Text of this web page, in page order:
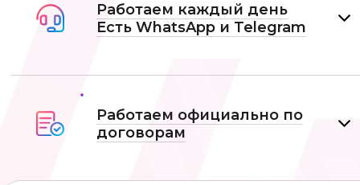
Работаем каждый день
Есть WhatsApp и Telеgram
Работаем официально по
договорам